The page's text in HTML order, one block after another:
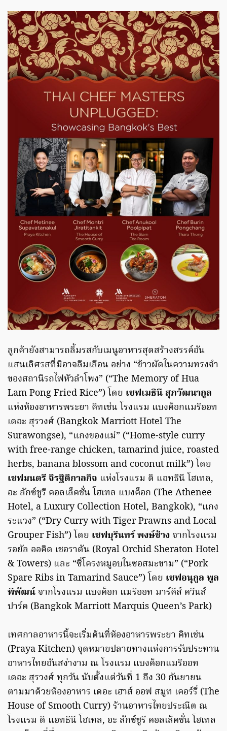
ลูกค้ายังสามารถลิ้มรสกับเมนูอาหารสุดสร้างสรรค์อัน
แสนเลิศรสที่มิอาจลืมเลือน อย่าง “ข้าวผัดในความทรงจำ
ของสถานีรถไฟหัวลำโพง” (“The Memory of Hua
Lam Pong Fried Rice”) โดย เชฟเมธินี สุภวัฒนากูล
แห่งห้องอาหารพระยา คิทเช่น โรงแรม แบงค็อกแมริออท
เดอะ สุรวงศ์ (Bangkok Marriott Hotel The
Surawongse), “แกงของแม่” (“Home-style curry
with free-range chicken, tamarind juice, roasted
herbs, banana blossom and coconut milk”) โดย
เชฟมนตรี จิรฐิติกาลกิจ แห่งโรงแรม ดิ แอทธินี โฮเทล,
อะ ลักซ์ชูรี คอลเล็คชั่น โฮเทล แบงค็อก (The Athenee
Hotel, a Luxury Collection Hotel, Bangkok), “แกง
ระแวง” (“Dry Curry with Tiger Prawns and Local
Grouper Fish”) โดย เชฟบุรินทร์ พงษ์ช้าง จากโรงแรม
รอยัล ออคิด เชอราตัน (Royal Orchid Sheraton Hotel
& Towers) และ “ซี่โครงหมูอบในซอสมะขาม” (“Pork
Spare Ribs in Tamarind Sauce”) โดย เชฟอนุกูล พูล
พิพัฒน์ จากโรงแรม แบงค็อก แมริออท มาร์คีส์ ควีนส์
ปาร์ค (Bangkok Marriott Marquis Queen’s Park)
เทศกาลอาหารนี้จะเริ่มต้นที่ห้องอาหารพระยา คิทเช่น
(Praya Kitchen) จุดหมายปลายทางแห่งการรับประทาน
อาหารไทยอันสง่างาม ณ โรงแรม แบงค็อกแมริออท
เดอะ สุรวงศ์ ทุกวัน นับตั้งแต่วันที่ 1 ถึง 30 กันยายน
ตามมาด้วยห้องอาหาร เดอะ เฮาส์ ออฟ สมูท เคอร์รี่ (The
House of Smooth Curry) ร้านอาหารไทยประณีต ณ
โรงแรม ดิ แอทธินี โฮเทล, อะ ลักซ์ชูรี คอลเล็คชั่น โฮเทล